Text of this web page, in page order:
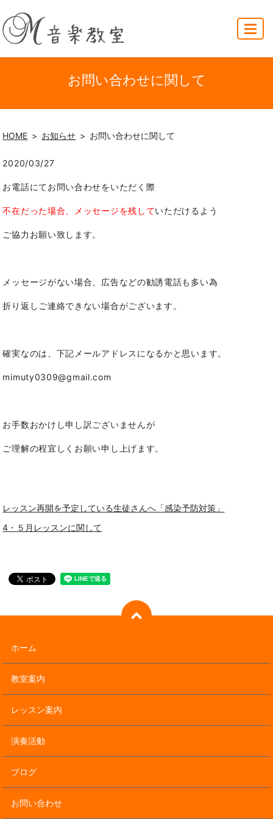
お問い合わせに関して
HOME お知らせ お問い合わせに関して
2020/03/27
お電話にてお問い合わせをいただく際
不在だった場合、メッセージを残していただけるよう
ご協力お願い致します。
メッセージがない場合、広告などの勧誘電話も多い為
折り返しご連絡できない場合がございます。
確実なのは、下記メールアドレスになるかと思います。
mimuty0309@gmail.com
お手数おかけし申し訳ございませんが
ご理解の程宜しくお願い申し上げます。
レッスン再開を予定している生徒さんへ「感染予防対策」
4・５月レッスンに関して
ホーム
教室案内
レッスン案内
演奏活動
ブログ
お問い合わせ